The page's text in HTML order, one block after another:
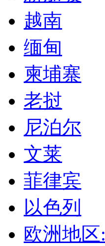
越南
缅甸
柬埔寨
老挝
尼泊尔
文莱
菲律宾
以色列
欧洲地区: